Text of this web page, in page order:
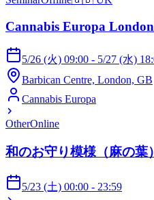
Cannabis Europa
5/26 (火) 09:00 - 5/27 (水)
Barbican Centre, London, GB
Cannabis Europa
OtherOnline
和のお守り模様（麻の葉
5/23 (土) 00:00 - 23:59